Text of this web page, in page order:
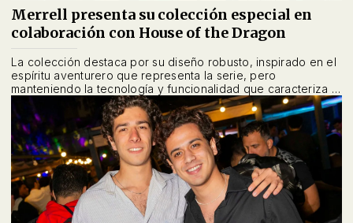
Merrell presenta su colección especial en
colaboración con House of the Dragon
La colección destaca por su diseño robusto, inspirado en el
espíritu aventurero que representa la serie, pero
manteniendo la tecnología y funcionalidad que caracteriza a
Merrell.